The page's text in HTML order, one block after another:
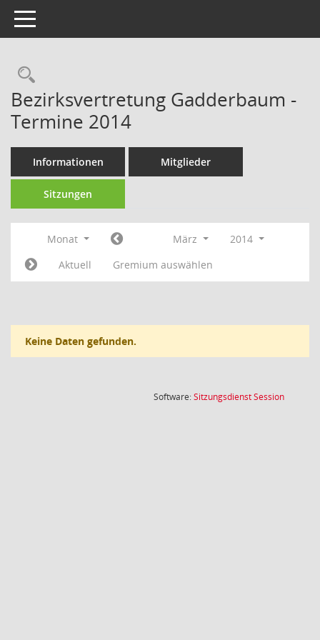
Toggle navigation
Rechercheauswahl
Bezirksvertretung Gadderbaum -
Termine 2014
Informationen Mitglieder
Sitzungen
Monat März
2014
Aktuell
Gremium auswählen
Keine Daten gefunden.
Software:SitzungsdienstSession(Wird in